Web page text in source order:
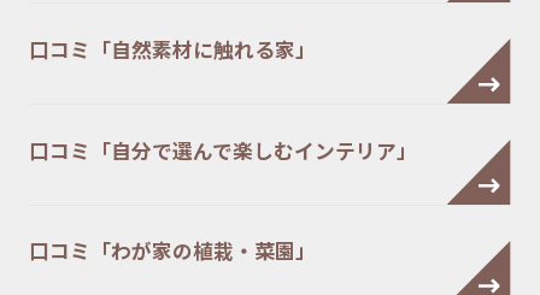
口コミ「自然素材に触れる家」
口コミ「自分で選んで楽しむインテリア」
口コミ「わが家の植栽・菜園」